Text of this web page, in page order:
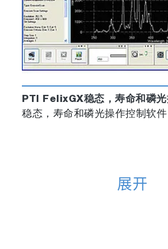
PTI FelixGX稳态，寿命和磷光
稳态，寿命和磷光操作控制软件
展开